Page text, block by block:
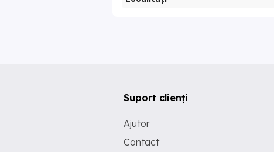
Suport clienți
Ajutor
Contact